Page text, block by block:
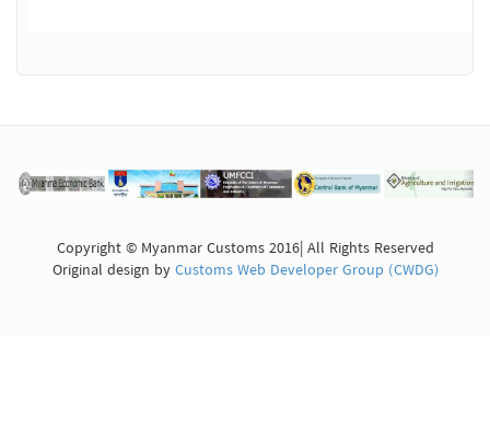
Copyright © Myanmar Customs 2016| All Rights Reserved
Original design byCustoms Web Developer Group (CWDG)